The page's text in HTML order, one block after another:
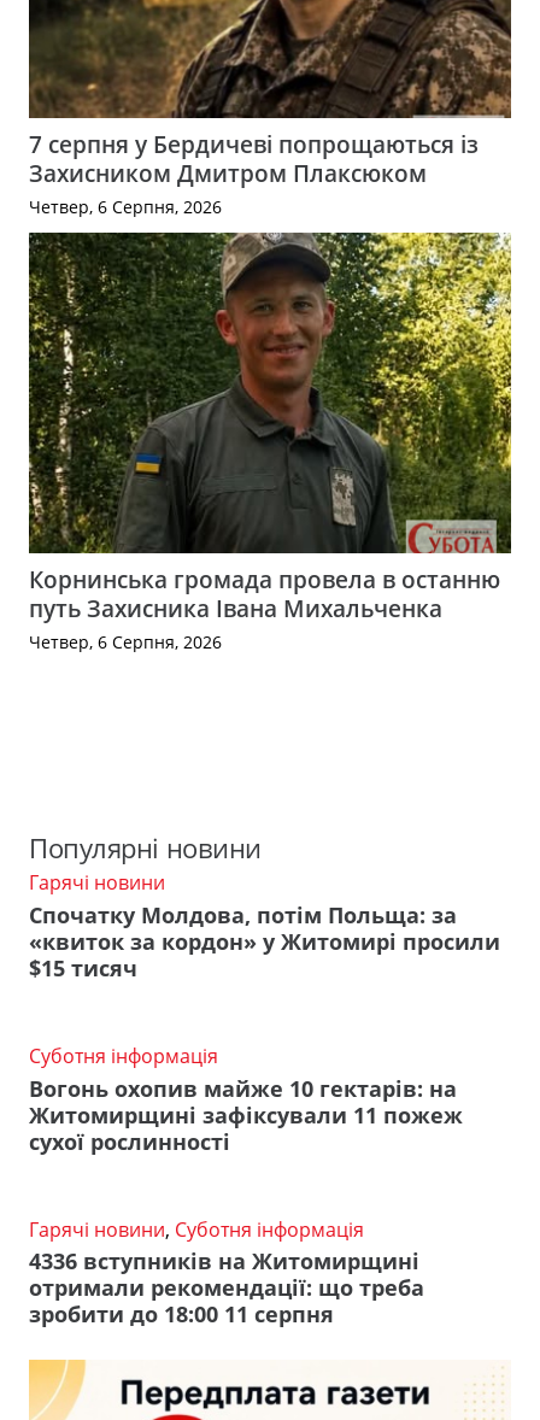
7 серпня у Бердичеві попрощаються із
Захисником Дмитром Плаксюком
Четвер, 6 Серпня, 2026
Корнинська громада провела в останню
путь Захисника Івана Михальченка
Четвер, 6 Серпня, 2026
Популярні новини
Гарячі новини
Спочатку Молдова, потім Польща: за
«квиток за кордон» у Житомирі просили
$15 тисяч
Суботня інформація
Вогонь охопив майже 10 гектарів: на
Житомирщині зафіксували 11 пожеж
сухої рослинності
Гарячі новини, Суботня інформація
4336 вступників на Житомирщині
отримали рекомендації: що треба
зробити до 18:00 11 серпня